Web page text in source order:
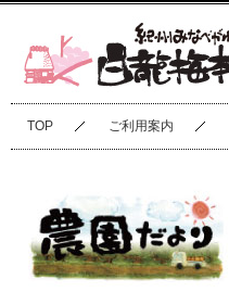
TOP ご利用案内